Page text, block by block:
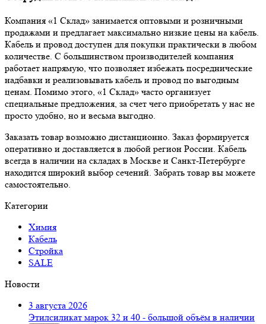
Компания «1 Склад» занимается оптовыми и розничными
продажами и предлагает максимально низкие цены на кабель.
Кабель и провод доступен для покупки практически в любом
количестве. С большинством производителей компания
работает напрямую, что позволяет избежать посреднические
надбавки и реализовывать кабель и провод по выгодным
ценам. Помимо этого, «1 Склад» часто организует
специальные предложения, за счет чего приобретать у нас не
просто удобно, но и весьма выгодно.
Заказать товар возможно дистанционно. Заказ формируется
оперативно и доставляется в любой регион России. Кабель
всегда в наличии на складах в Москве и Санкт-Петербурге
находится широкий выбор сечений. Забрать товар вы можете
самостоятельно.
Категории
Химия
Кабель
Стройка
SALE
Новости
3 августа 2026
Этилсиликат марок 32 и 40 - большой объём в наличии